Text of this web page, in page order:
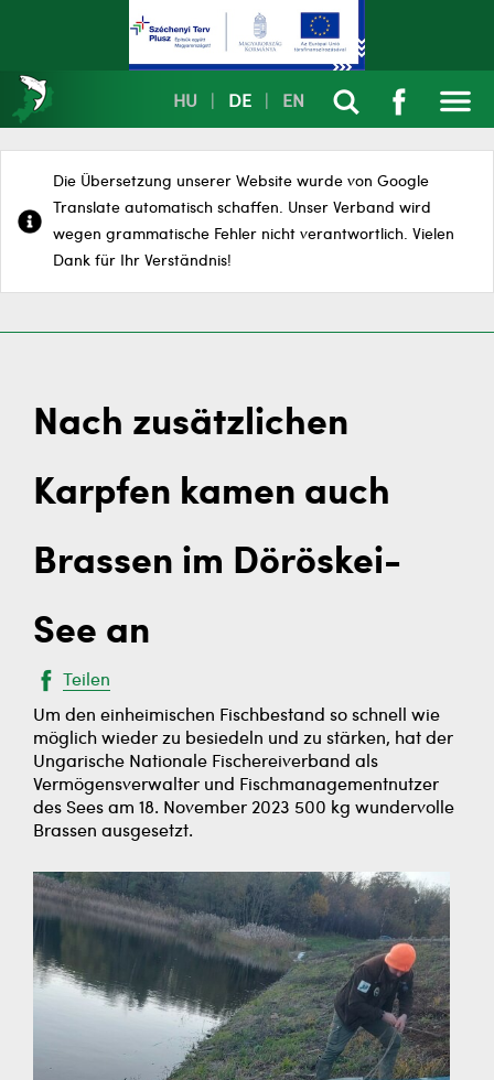
HU DE EN
Die Übersetzung unserer Website wurde von Google
Translate automatisch schaffen. Unser Verband wird
wegen grammatische Fehler nicht verantwortlich. Vielen
Dank für Ihr Verständnis!
Nach zusätzlichen
Karpfen kamen auch
Brassen im Döröskei-
See an
Teilen
Um den einheimischen Fischbestand so schnell wie
möglich wieder zu besiedeln und zu stärken, hat der
Ungarische Nationale Fischereiverband als
Vermögensverwalter und Fischmanagementnutzer
des Sees am 18. November 2023 500 kg wundervolle
Brassen ausgesetzt.